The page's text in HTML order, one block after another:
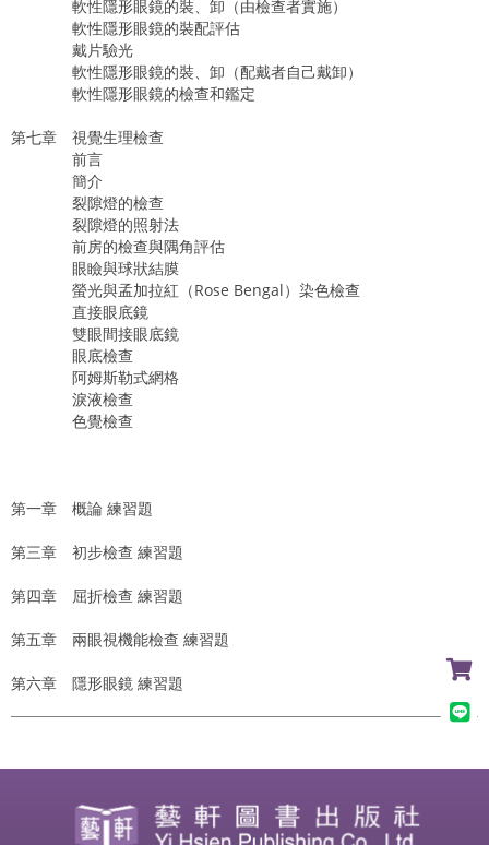
軟性隱形眼鏡的裝、卸（由檢查者實施）
軟性隱形眼鏡的裝配評估
戴片驗光
軟性隱形眼鏡的裝、卸（配戴者自己戴卸）
軟性隱形眼鏡的檢查和鑑定
第七章 視覺生理檢查
前言
簡介
裂隙燈的檢查
裂隙燈的照射法
前房的檢查與隅角評估
眼瞼與球狀結膜
螢光與孟加拉紅（Rose Bengal）染色檢查
直接眼底鏡
雙眼間接眼底鏡
眼底檢查
阿姆斯勒式網格
淚液檢查
色覺檢查
第一章 概論 練習題
第三章 初步檢查 練習題
第四章 屈折檢查 練習題
第五章 兩眼視機能檢查 練習題
第六章 隱形眼鏡 練習題